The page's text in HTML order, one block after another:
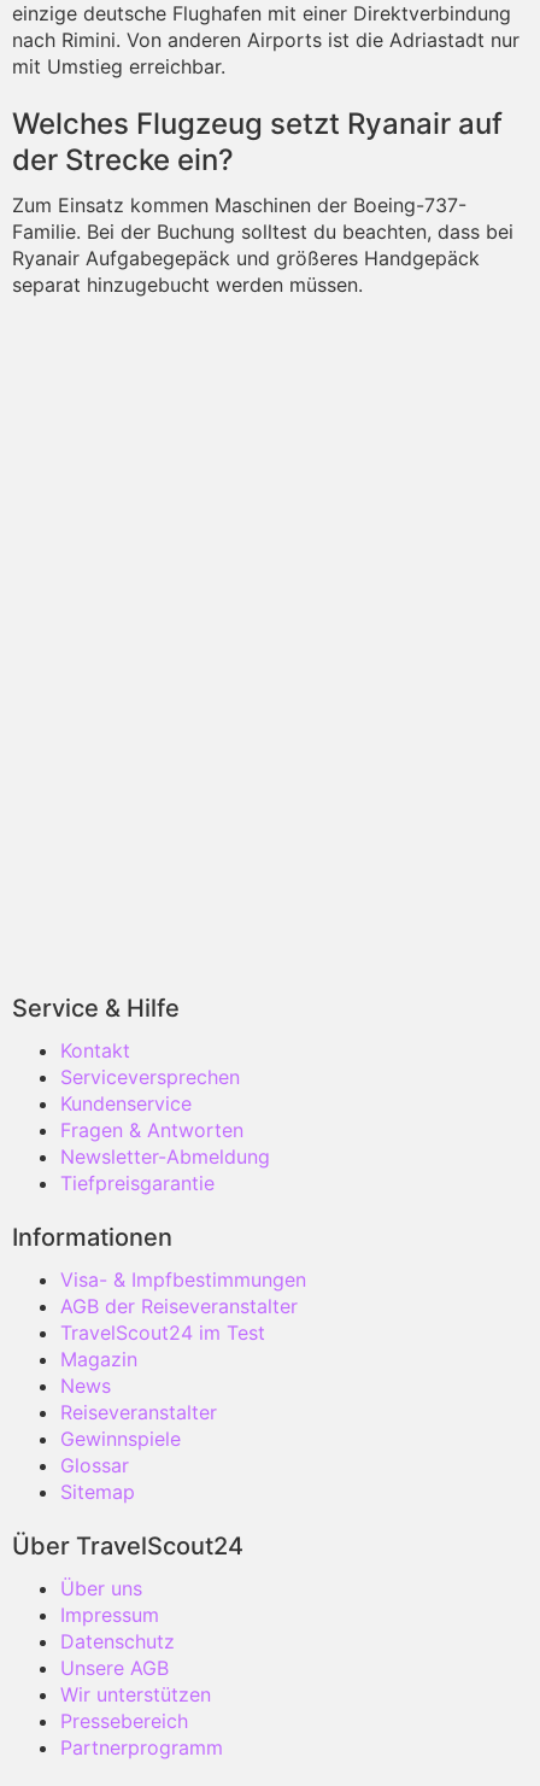
einzige deutsche Flughafen mit einer Direktverbindung
nach Rimini. Von anderen Airports ist die Adriastadt nur
mit Umstieg erreichbar.
Welches Flugzeug setzt Ryanair auf
der Strecke ein?
Zum Einsatz kommen Maschinen der Boeing-737-
Familie. Bei der Buchung solltest du beachten, dass bei
Ryanair Aufgabegepäck und größeres Handgepäck
separat hinzugebucht werden müssen.
Service & Hilfe
Kontakt
Serviceversprechen
Kundenservice
Fragen & Antworten
Newsletter-Abmeldung
Tiefpreisgarantie
Informationen
Visa- & Impfbestimmungen
AGB der Reiseveranstalter
TravelScout24 im Test
Magazin
News
Reiseveranstalter
Gewinnspiele
Glossar
Sitemap
Über TravelScout24
Über uns
Impressum
Datenschutz
Unsere AGB
Wir unterstützen
Pressebereich
Partnerprogramm